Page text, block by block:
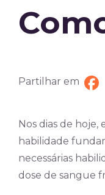
Partilhar em
Nos dias de
habilidade
necessárias
dose de sangue